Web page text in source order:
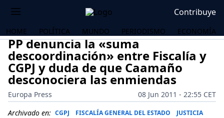
Contribuye
HOME POLÍTICA MUNDO PERIODISMO ECONOMÍA
PP denuncia la «suma
descoordinación» entre Fiscalía y
CGPJ y duda de que Caamaño
desconociera las enmiendas
Europa Press
08 Jun 2011 - 22:55 CET
Archivado en: CGPJ FISCALÍA GENERAL DEL ESTADO JUSTICIA